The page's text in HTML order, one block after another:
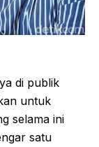
di publik
untuk
selama ini
satu